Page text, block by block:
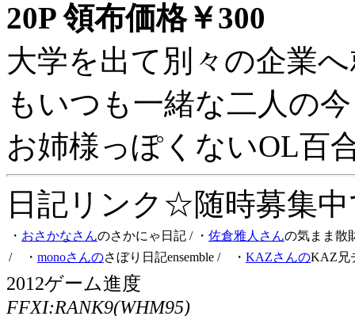
20P 領布価格￥300
大学を出て別々の企業
もいつも一緒な二人の
お姉様っぽくないOL百
日記リンク☆随時募集
・ おさかなさんのさかにゃ日記 / ・ 佐倉雅人さんの気まま散
/ ・ monoさんのさぼり日記ensemble / ・ KAZさんのKAZ兄
2012ゲーム進度
FFXI:RANK9(WHM95)